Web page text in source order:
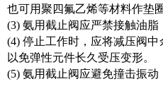
也可用聚四氟乙烯等材料作垫圈
(3) 氨用截止阀应严禁接触油脂
(4) 停止工作时，应将减压阀
以免弹性元件长久受压变形。
(5) 氨用截止阀应避免撞击振动